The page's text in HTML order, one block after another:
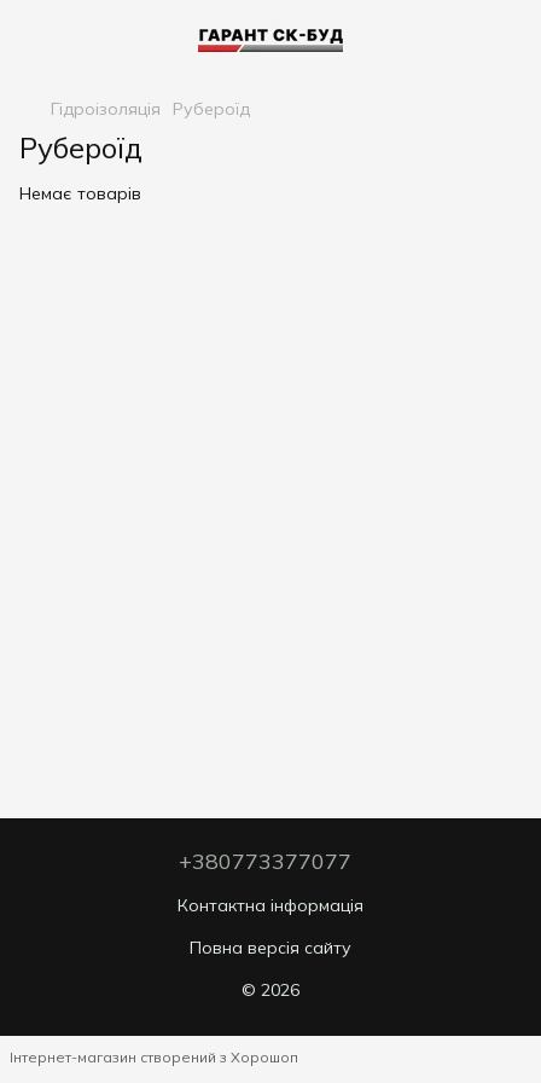
Гідроізоляція Рубероїд
Рубероїд
Немає товарів
+380773377077
Контактна інформація
Повна версія сайту
© 2026
Інтернет-магазин створений з Хорошоп